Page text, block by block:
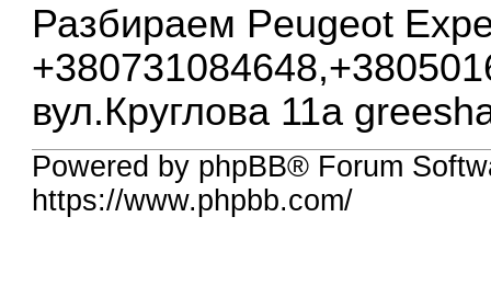
Разбираем Peugeot
вул.Круглова 11а
Powered by phpBB® Forum
https://www.phpbb.com/